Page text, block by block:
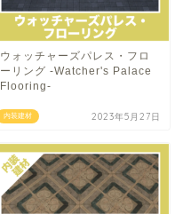
内装建材
ウォッチャーズパレス・フロ
ーリング -Watcher's Palace
Flooring-
2023年5月27日